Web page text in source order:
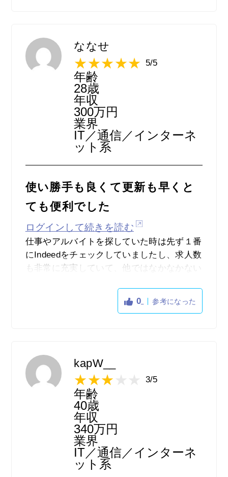
ななせ
5/5
年齢
28歳
年収
300万円
業界
IT／通信／インターネ
ット系
使い勝手も良くて更新も早くと
ても便利でした
ログインして続きを読む
仕事やアルバイトを探していた時は先ず１番
にIndeedをチェックしていましたし、求人数
も非常に充実していて、他ではなかなかない
ですし、シンプルで無駄な物がないのでスト
わせて働ける求人も充実していたので、それ
ぞれの目的で仕事が探せるのでおすすめで
す。
検索機能に関してもサクサク使えて目的の求
人までたどり着きやすかったですし、基本全
く不自由なく使えていたので、個人的には非
常に優秀なサイトだと感じました。
0 参考になった
kapW__
3/5
年齢
40歳
年収
340万円
業界
IT／通信／インターネ
ット系